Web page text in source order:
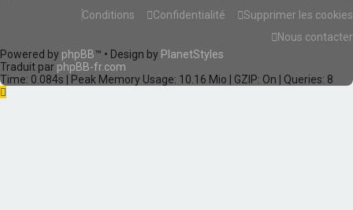
Supprimer les cookies
Confidentialité
Conditions
Nous contacter
Powered by phpBB™ • Design by PlanetStyles
Traduit par phpBB-fr.com
Time: 0.084s | Peak Memory Usage: 10.16 Mio | GZIP: On | Queries: 8